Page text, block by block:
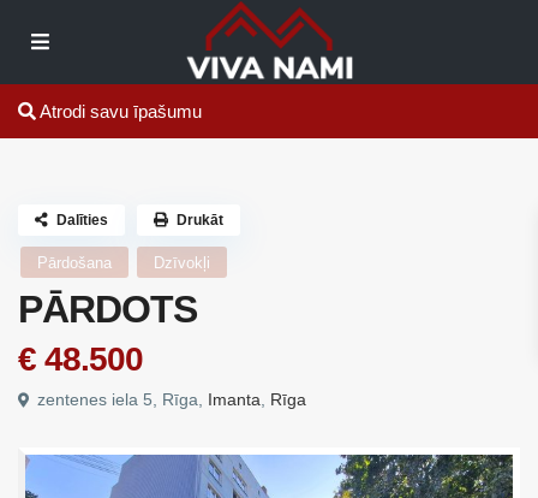
Atrodi savu īpašumu
Pārdošana Dzīvokļi
PĀRDOTS
€ 48.500
zentenes iela 5, Rīga, Imanta Rīga
Dalīties Drukāt